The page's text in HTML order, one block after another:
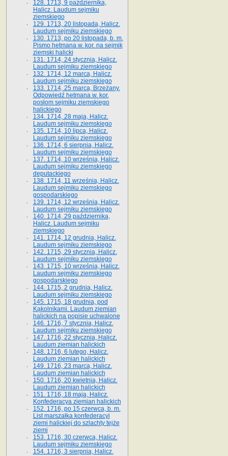
128. 1713, 9 października,
Halicz. Laudum sejmiku
ziemskiego
129. 1713, 20 listopada, Halicz.
Laudum sejmiku ziemskiego
130. 1713, po 20 listopada, b. m.
Pismo hetmana w. kor. na sejmik
ziemski halicki
131. 1714, 24 stycznia, Halicz.
Laudum sejmiku ziemskiego
132. 1714, 12 marca, Halicz.
Laudum sejmiku ziemskiego
133. 1714, 25 marca, Brzeżany.
Odpowiedź hetmana w. kor.
posłom sejmiku ziemskiego
halickiego
134. 1714, 28 maja, Halicz.
Laudum sejmiku ziemskiego
135. 1714, 10 lipca, Halicz.
Laudum sejmiku ziemskiego
136. 1714, 6 sierpnia, Halicz.
Laudum sejmiku ziemskiego
137. 1714, 10 września, Halicz.
Laudum sejmiku ziemskiego
deputackiego
138. 1714, 11 września, Halicz.
Laudum sejmiku ziemskiego
gospodarskiego
139. 1714, 12 września, Halicz.
Laudum sejmiku ziemskiego
140. 1714, 29 października,
Halicz. Laudum sejmiku
ziemskiego
141. 1714, 12 grudnia, Halicz.
Laudum sejmiku ziemskiego
142. 1715, 29 stycznia, Halicz.
Laudum sejmiku ziemskiego
143. 1715, 10 września, Halicz.
Laudum sejmiku ziemskiego
gospodarskiego
144. 1715, 2 grudnia, Halicz.
Laudum sejmiku ziemskiego
145. 1715, 18 grudnia, pod
Kąkolnikami. Laudum ziemian
halickich na popisie uchwalone
146. 1716, 7 stycznia, Halicz.
Laudum sejmiku ziemskiego
147. 1716, 22 stycznia, Halicz.
Laudum ziemian halickich
148. 1716, 6 lutego, Halicz.
Laudum ziemian halickich
149. 1716, 23 marca, Halicz.
Laudum ziemian halickich
150. 1716, 20 kwietnia, Halicz.
Laudum ziemian halickich
151. 1716, 18 maja, Halicz.
Konfederacya ziemian halickich
152. 1716, po 15 czerwca, b. m.
List marszałka konfederacyi
ziemi halickiej do szlachty tejże
ziemi
153. 1716, 30 czerwca, Halicz.
Laudum sejmiku ziemskiego
154. 1716, 3 sierpnia, Halicz.